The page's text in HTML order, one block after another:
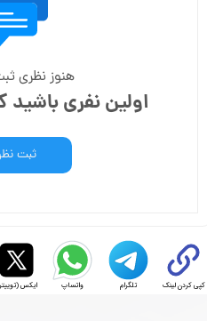
هنوز نظری
اولین نفری
ثبت
کپی کردن لینک تلگرام واتساپ ایکس